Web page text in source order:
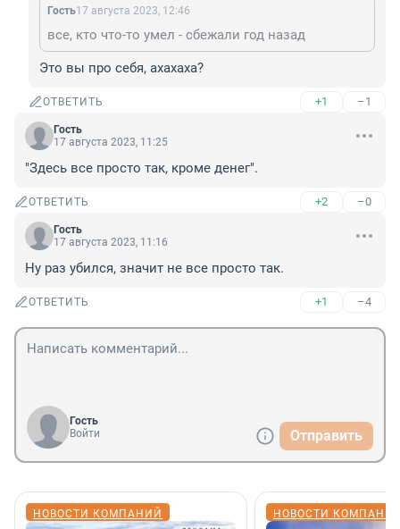
Гость17 августа 2023, 12:46
все, кто что-то умел - сбежали год назад
Это вы про себя, ахахаха?
ОТВЕТИТЬ +1 –1
Гость
17 августа 2023, 11:25
"Здесь все просто так, кроме денег".
ОТВЕТИТЬ +2 –0
Гость
17 августа 2023, 11:16
Ну раз убился, значит не все просто так.
ОТВЕТИТЬ +1 –4
Гость
Войти
Отправить
НОВОСТИ КОМПАНИЙ НОВОСТИ